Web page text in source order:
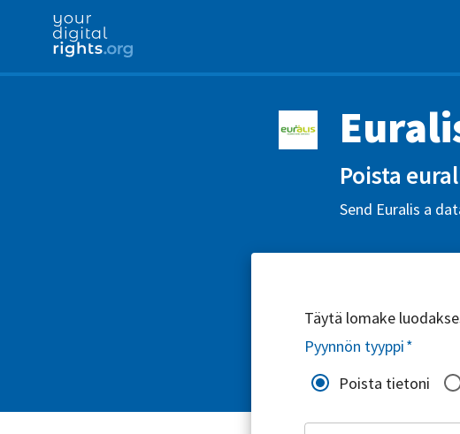
Poista
Send Euralis a
Täytä lomake
Pyynnön tyyppi*
Poista tietoni